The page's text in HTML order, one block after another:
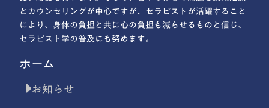
とカウンセリングが中心ですが、セラピストが活躍すること
により、身体の負担と共に心の負担も減らせるものと信じ、
セラピスト学の普及にも努めます。
ホーム
お知らせ